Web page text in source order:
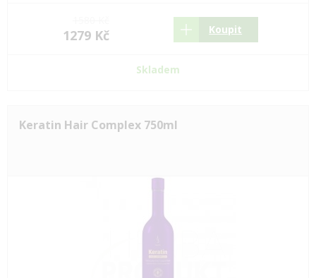
1279 Kč Koupit
Skladem
Keratin Hair Complex 750ml